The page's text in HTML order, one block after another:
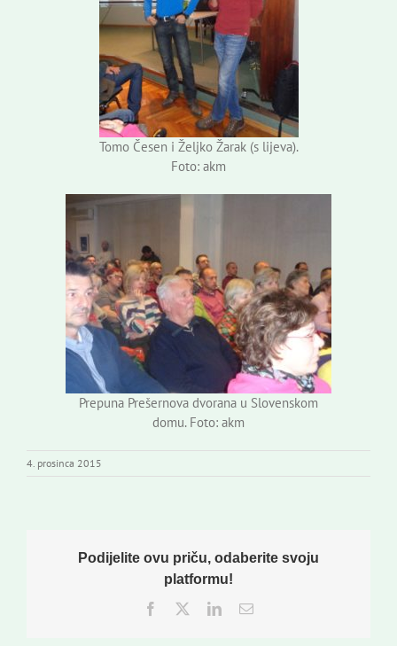
Tomo Česen i Željko Žarak (s lijeva).
Foto: akm
Prepuna Prešernova dvorana u Slovenskom
domu. Foto: akm
4. prosinca 2015
Podijelite ovu priču, odaberite svoju
platformu!
Facebook
TwitterLinkedInEmail: